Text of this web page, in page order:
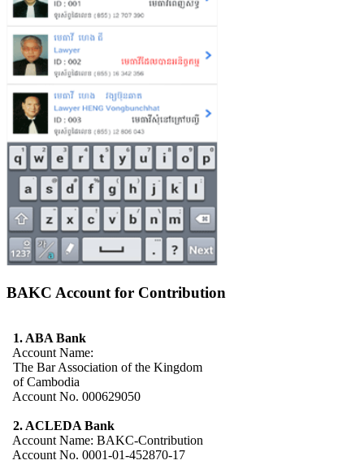
BAKC Account for Contribution
1. ABA Bank
Account Name:
The Bar Association of the Kingdom
of Cambodia
Account No. 000629050
2. ACLEDA Bank
Account Name: BAKC-Contribution
Account No. 0001-01-452870-17